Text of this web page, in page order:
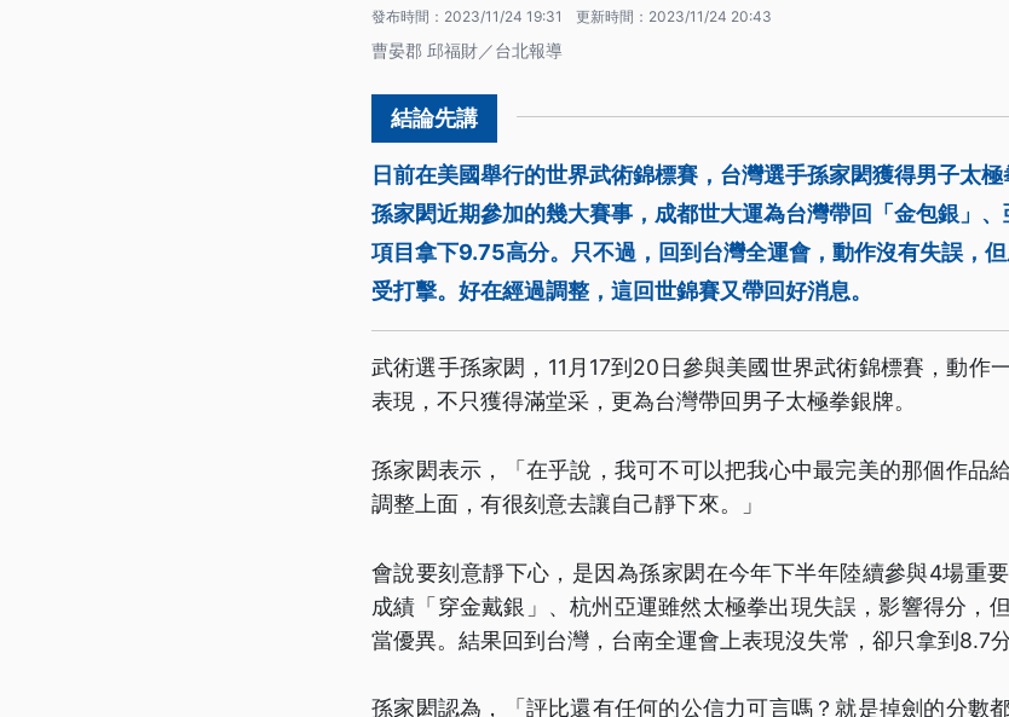
發布時間： 2023/11/24 19:31 更新時間： 2023/11/24 20:43
曹晏郡 邱福財／台北報導
日前在美國舉行的世界武術錦標賽，台灣選手孫家閎獲得男子太
孫家閎近期參加的幾大賽事，成都世大運為台灣帶回「金包銀」
項目拿下9.75高分。只不過，回到台灣全運會，動作沒有失誤，
受打擊。好在經過調整，這回世錦賽又帶回好消息。
武術選手孫家閎，11月17到20日參與美國世界武術錦標賽，動作
表現，不只獲得滿堂采，更為台灣帶回男子太極拳銀牌。
孫家閎表示，「在乎說，我可不可以把我心中最完美的那個作品
調整上面，有很刻意去讓自己靜下來。」
會說要刻意靜下心，是因為孫家閎在今年下半年陸續參與4場重
成績「穿金戴銀」、杭州亞運雖然太極拳出現失誤，影響得分，
當優異。結果回到台灣，台南全運會上表現沒失常，卻只拿到8.7
孫家閎認為，「評比還有任何的公信力可言嗎？就是掉劍的分數